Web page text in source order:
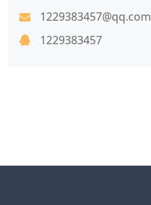
1229383457@qq.com
1229383457